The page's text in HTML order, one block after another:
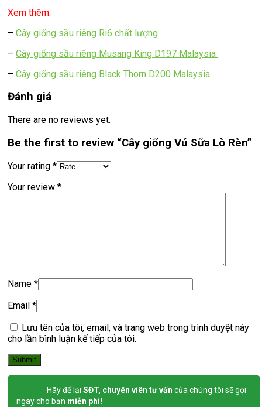
Xem thêm:
– Cây giống sầu riêng Ri6 chất lượng
– Cây giống sầu riêng Musang King D197 Malaysia
– Cây giống sầu riêng Black Thorn D200 Malaysia
Đánh giá
There are no reviews yet.
Be the first to review “Cây giống Vú Sữa Lò Rèn”
Your rating *
Your review *
Name *
Email *
Lưu tên của tôi, email, và trang web trong trình duyệt này
cho lần bình luận kế tiếp của tôi.
Hãy để lại SĐT, chuyên viên tư vấn của chúng tôi sẽ gọi
ngay cho bạn miễn phí!